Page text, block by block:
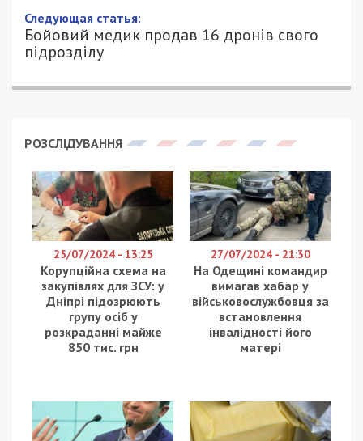
Следующая статья:
Бойовий медик продав 16 дронів свого
підрозділу
РОЗСЛІДУВАННЯ
25/07/2024 - 13:25
Корупційна схема на
закупівлях для ЗСУ: у
Дніпрі підозрюють
групу осіб у
розкраданні майже
850 тис. грн
27/07/2024 - 21:30
На Одещині командир
вимагав хабар у
військовослужбовця за
встановлення
інвалідності його
матері